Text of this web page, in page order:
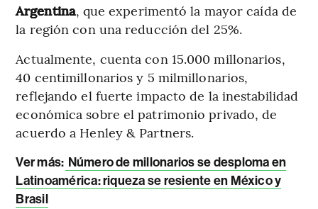
Argentina, que experimentó la mayor caída de
la región con una reducción del 25%.
Actualmente, cuenta con 15.000 millonarios,
40 centimillonarios y 5 milmillonarios,
reflejando el fuerte impacto de la inestabilidad
económica sobre el patrimonio privado, de
acuerdo a Henley & Partners.
Ver más: Número de millonarios se desploma en
Latinoamérica: riqueza se resiente en México y
Brasil